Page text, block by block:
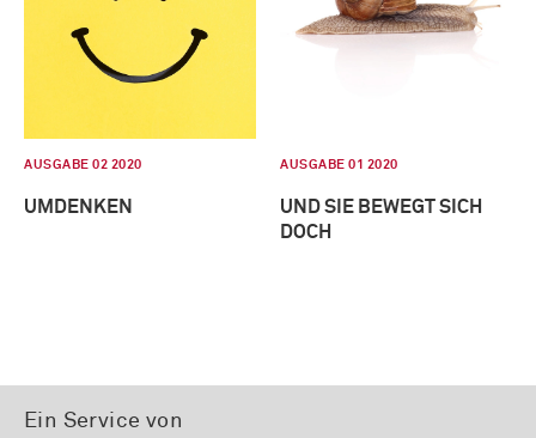
AUSGABE 02 2020
UMDENKEN
AUSGABE 01 2020
UND SIE BEWEGT SICH
DOCH
Ein Service von